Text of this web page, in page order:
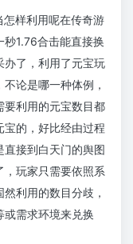
样利用呢在传奇游
1.76合击能直接换
办了，利用了元宝玩
论是哪一种体例，
要利用的元宝数目都
的，好比经由过程
接到白天门的舆图
玩家只需要依照系
利用的数目分歧，
或需求环境来兑换